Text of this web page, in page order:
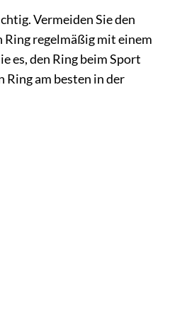
Vermeiden Sie den
regelmäßig mit einem
es, den Ring beim Sport
Ring am besten in der